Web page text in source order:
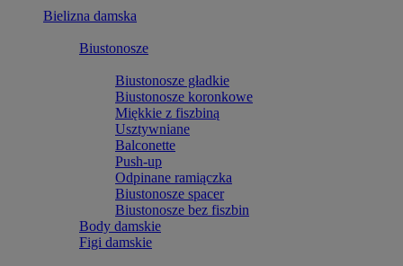
Bielizna damska
Biustonosze
Biustonosze gładkie
Biustonosze koronkowe
Miękkie z fiszbiną
Usztywniane
Balconette
Push-up
Odpinane ramiączka
Biustonosze spacer
Biustonosze bez fiszbin
Body damskie
Figi damskie